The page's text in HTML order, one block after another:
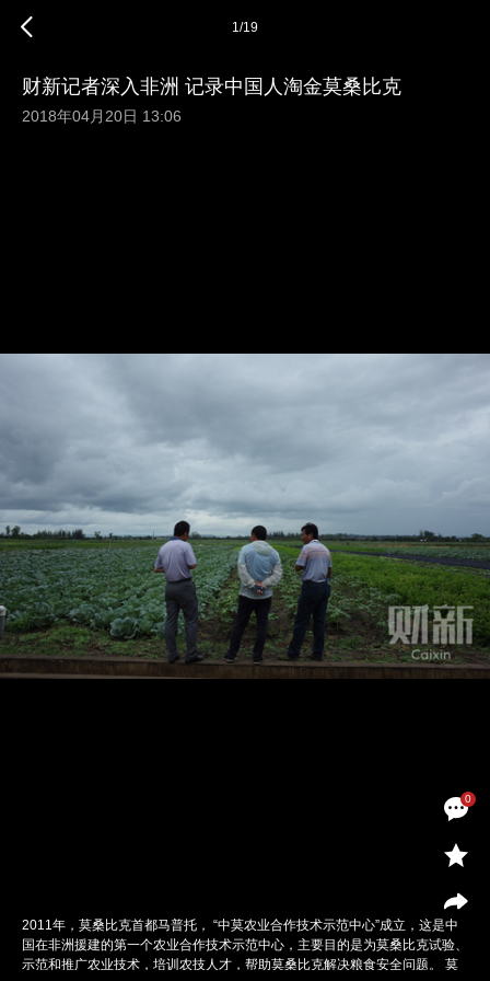
0
1/19
财新记者深入非洲 记录中国人淘金莫桑比克
2018年04月20日 13:06
2011年，莫桑比克首都马普托， “中莫农业合作技术示范中心”成立，这是中
国在非洲援建的第一个农业合作技术示范中心，主要目的是为莫桑比克试验、
示范和推广农业技术，培训农技人才，帮助莫桑比克解决粮食安全问题。 莫